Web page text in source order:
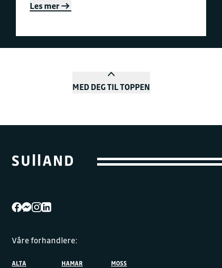
Les mer
MED DEG TIL TOPPEN
Våre forhandlere:
ALTA
HAMAR
MOSS